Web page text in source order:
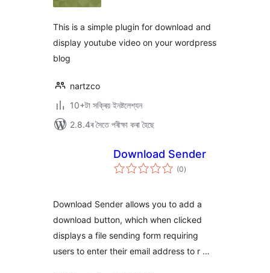
This is a simple plugin for download and
display youtube video on your wordpress
blog
nartzco
10+টা সক্ৰিয় ইনষ্টলেশ্যন
2.8.4ৰ সৈতে পৰীক্ষা কৰা হৈছে
Download Sender
(0টা
মুঠ)
Download Sender allows you to add a
download button, which when clicked
displays a file sending form requiring
users to enter their email address to r …